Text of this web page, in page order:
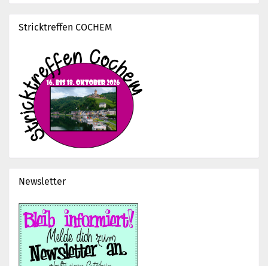
Stricktreffen COCHEM
Newsletter